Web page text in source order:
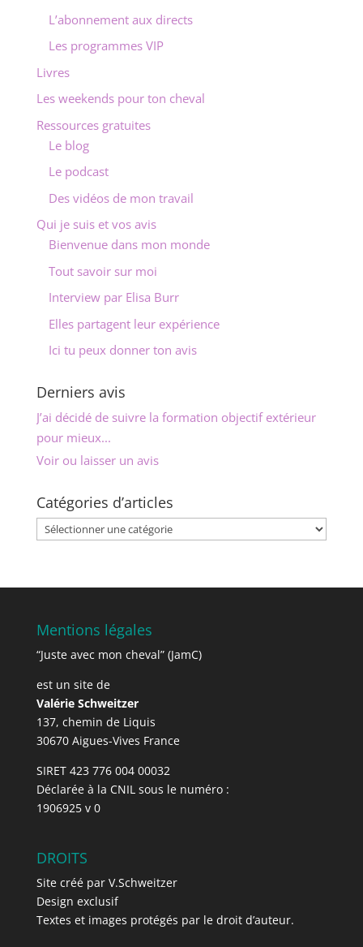
L’abonnement aux directs
Les programmes VIP
Livres
Les weekends pour ton cheval
Ressources gratuites
Le blog
Le podcast
Des vidéos de mon travail
Qui je suis et vos avis
Bienvenue dans mon monde
Tout savoir sur moi
Interview par Elisa Burr
Elles partagent leur expérience
Ici tu peux donner ton avis
Derniers avis
J’ai décidé de suivre la formation objectif extérieur
pour mieux...
Voir ou laisser un avis
Catégories d’articles
Catégories
Mentions légales
“Juste avec mon cheval” (JamC)
est un site de
Valérie Schweitzer
137, chemin de Liquis
30670 Aigues-Vives France
SIRET 423 776 004 00032
Déclarée à la CNIL sous le numéro :
1906925 v 0
DROITS
Site créé par V.Schweitzer
Design exclusif
Textes et images protégés par le droit d’auteur.